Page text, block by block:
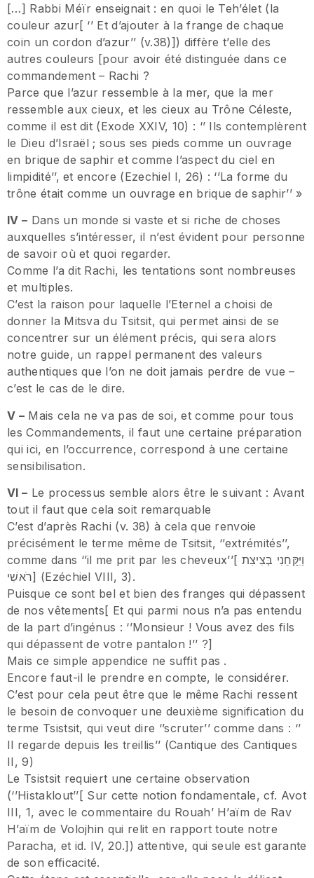
[…] Rabbi Méïr enseignait : en quoi le Teh’élet (la
couleur azur[ ‘’ Et d’ajouter à la frange de chaque
coin un cordon d’azur’’ (v.38)]) diffère t’elle des
autres couleurs [pour avoir été distinguée dans ce
commandement – Rachi ?
Parce que l’azur ressemble à la mer, que la mer
ressemble aux cieux, et les cieux au Trône Céleste,
comme il est dit (Exode XXIV, 10) : ‘’ Ils contemplèrent
le Dieu d’Israël ; sous ses pieds comme un ouvrage
en brique de saphir et comme l’aspect du ciel en
limpidité’’, et encore (Ezechiel I, 26) : ‘’La forme du
trône était comme un ouvrage en brique de saphir’’ »
IV – Dans un monde si vaste et si riche de choses
auxquelles s’intéresser, il n’est évident pour personne
de savoir où et quoi regarder.
Comme l’a dit Rachi, les tentations sont nombreuses
et multiples.
C’est la raison pour laquelle l’Eternel a choisi de
donner la Mitsva du Tsitsit, qui permet ainsi de se
concentrer sur un élément précis, qui sera alors
notre guide, un rappel permanent des valeurs
authentiques que l’on ne doit jamais perdre de vue –
c’est le cas de le dire.
V –Mais cela ne va pas de soi, et comme pour tous
les Commandements, il faut une certaine préparation
qui ici, en l’occurrence, correspond à une certaine
sensibilisation.
VI – Le processus semble alors être le suivant : Avant
tout il faut que cela soit remarquable
C’est d’après Rachi (v. 38) à cela que renvoie
précisément le terme même de Tsitsit, ‘’extrémités’’,
comme dans ‘’il me prit par les cheveux’’[ וַיִּקָּחֵנִי בְּצִיצִת
רֹאשִׁי] (Ezéchiel VIII, 3).
Puisque ce sont bel et bien des franges qui dépassent
de nos vêtements[ Et qui parmi nous n’a pas entendu
de la part d’ingénus : ‘’Monsieur ! Vous avez des fils
qui dépassent de votre pantalon !’’ ?]
Mais ce simple appendice ne suffit pas .
Encore faut-il le prendre en compte, le considérer.
C’est pour cela peut être que le même Rachi ressent
le besoin de convoquer une deuxième signification du
terme Tsistsit, qui veut dire ‘’scruter’’ comme dans : ‘’
Il regarde depuis les treillis’’ (Cantique des Cantiques
II, 9)
Le Tsistsit requiert une certaine observation
(‘’Histaklout’’[ Sur cette notion fondamentale, cf. Avot
III, 1, avec le commentaire du Rouah’ H’aïm de Rav
H’aïm de Volojhin qui relit en rapport toute notre
Paracha, et id. IV, 20.]) attentive, qui seule est garante
de son efficacité.